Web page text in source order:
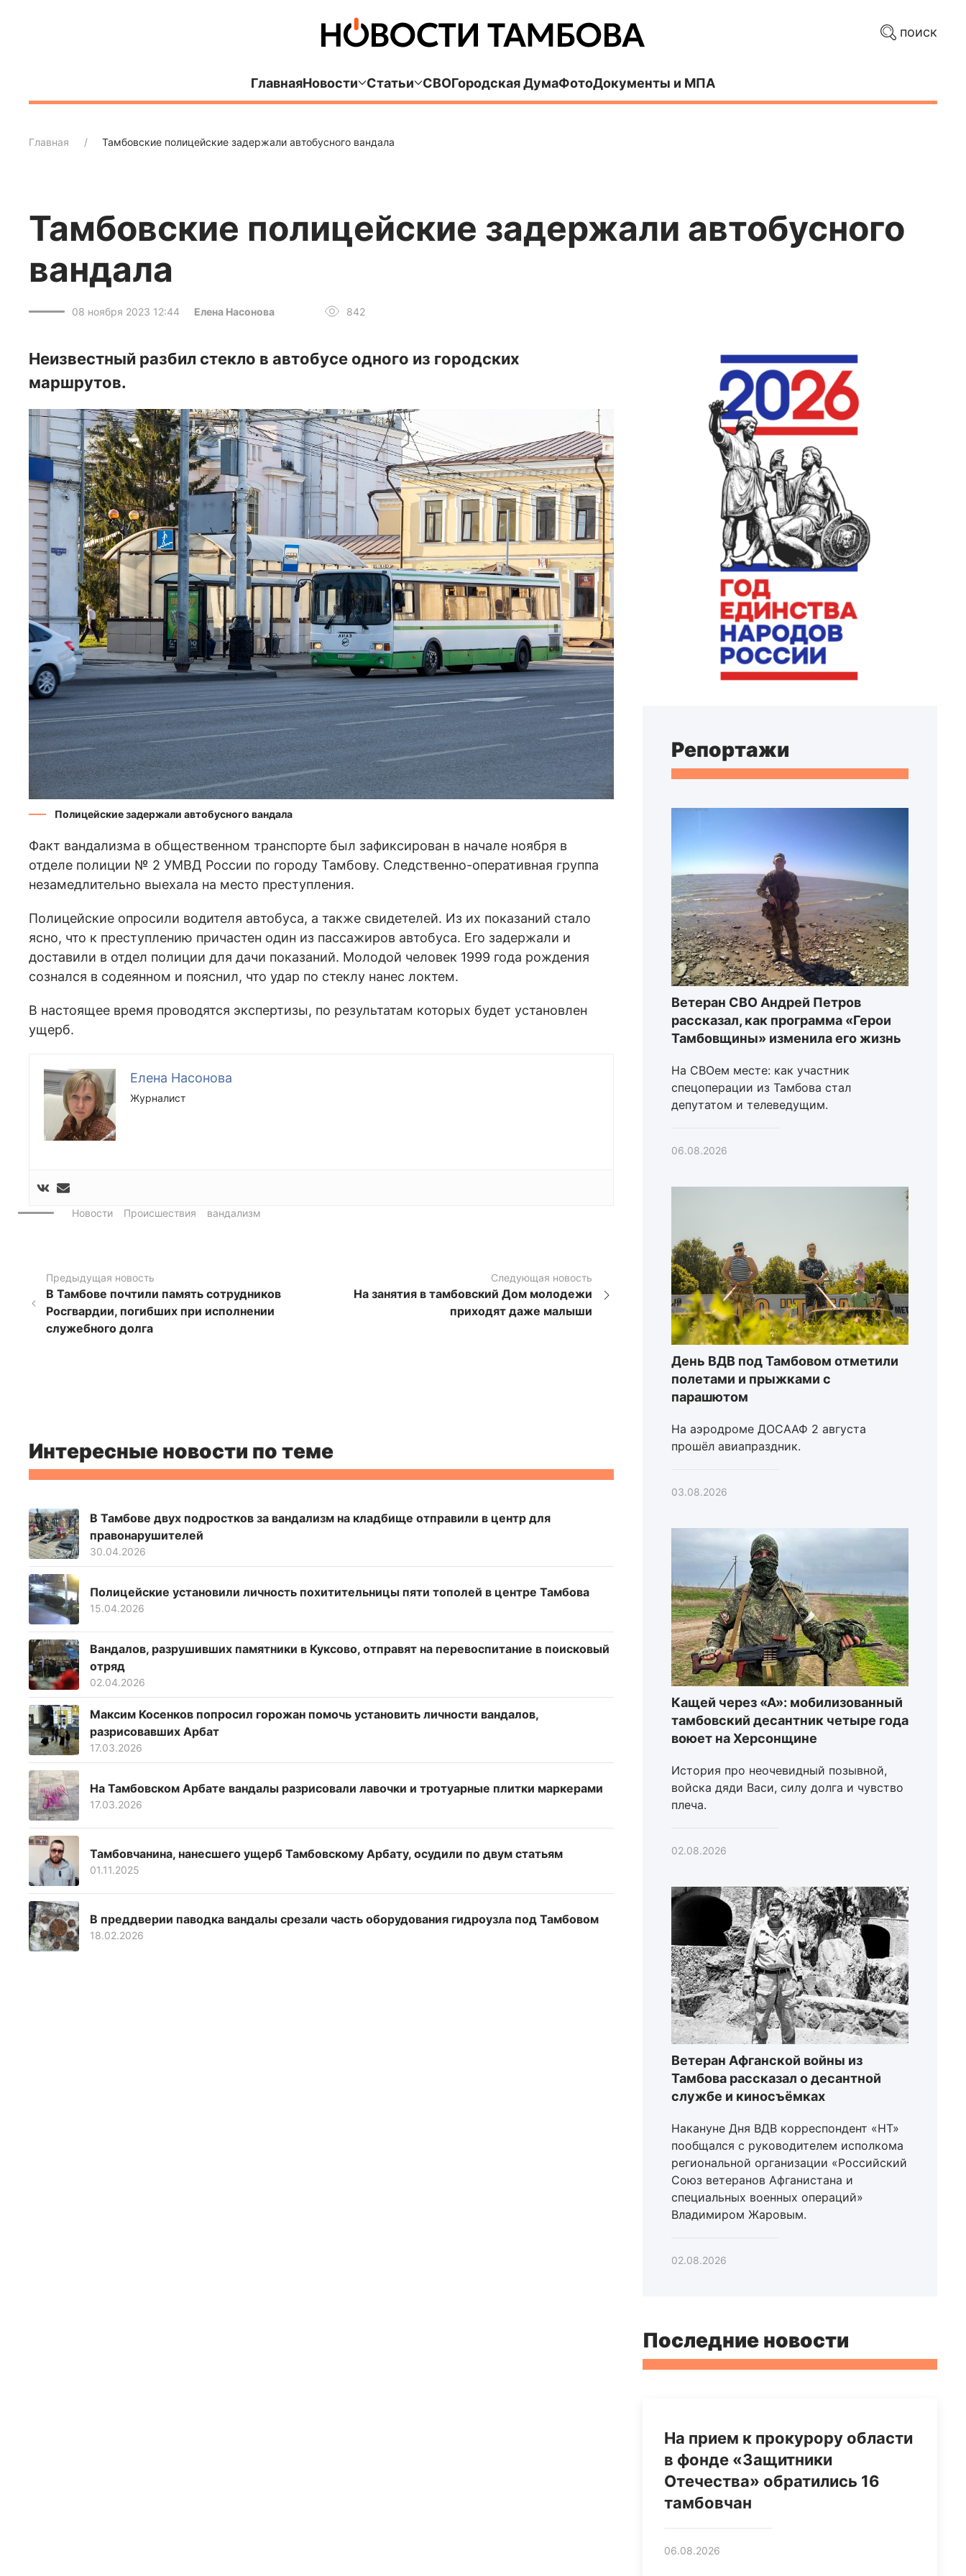
поиск
ГлавнаяНовости Статьи СВОГородская ДумаФотоДокументы и МПА
Главная Тамбовские полицейские задержали автобусного вандала
Тамбовские полицейские задержали автобусного
вандала
08 ноября 2023 12:44 Елена Насонова 842
Неизвестный разбил стекло в автобусе одного из городских
маршрутов.
Полицейские задержали автобусного вандала
Факт вандализма в общественном транспорте был зафиксирован в начале ноября в
отделе полиции № 2 УМВД России по городу Тамбову. Следственно-оперативная группа
незамедлительно выехала на место преступления.
Полицейские опросили водителя автобуса, а также свидетелей. Из их показаний стало
ясно, что к преступлению причастен один из пассажиров автобуса. Его задержали и
доставили в отдел полиции для дачи показаний. Молодой человек 1999 года рождения
сознался в содеянном и пояснил, что удар по стеклу нанес локтем.
В настоящее время проводятся экспертизы, по результатам которых будет установлен
ущерб.
Елена Насонова
Журналист
Новости Происшествия вандализм
Предыдущая новость
В Тамбове почтили память сотрудников
Росгвардии, погибших при исполнении
служебного долга
Следующая новость
На занятия в тамбовский Дом молодежи
приходят даже малыши
Интересные новости по теме
В Тамбове двух подростков за вандализм на кладбище отправили в центр для
правонарушителей
30.04.2026
Полицейские установили личность похитительницы пяти тополей в центре Тамбова
15.04.2026
Вандалов, разрушивших памятники в Куксово, отправят на перевоспитание в поисковый
отряд
02.04.2026
Максим Косенков попросил горожан помочь установить личности вандалов,
разрисовавших Арбат
17.03.2026
На Тамбовском Арбате вандалы разрисовали лавочки и тротуарные плитки маркерами
17.03.2026
Тамбовчанина, нанесшего ущерб Тамбовскому Арбату, осудили по двум статьям
01.11.2025
В преддверии паводка вандалы срезали часть оборудования гидроузла под Тамбовом
18.02.2026
Репортажи
Ветеран СВО Андрей Петров
рассказал, как программа «Герои
Тамбовщины» изменила его жизнь
На СВОем месте: как участник
спецоперации из Тамбова стал
депутатом и телеведущим.
06.08.2026
День ВДВ под Тамбовом отметили
полетами и прыжками с
парашютом
На аэродроме ДОСААФ 2 августа
прошёл авиапраздник.
03.08.2026
Кащей через «А»: мобилизованный
тамбовский десантник четыре года
воюет на Херсонщине
История про неочевидный позывной,
войска дяди Васи, силу долга и чувство
плеча.
02.08.2026
Ветеран Афганской войны из
Тамбова рассказал о десантной
службе и киносъёмках
Накануне Дня ВДВ корреспондент «НТ»
пообщался с руководителем исполкома
региональной организации «Российский
Союз ветеранов Афганистана и
специальных военных операций»
Владимиром Жаровым.
02.08.2026
Последние новости
На прием к прокурору области
в фонде «Защитники
Отечества» обратились 16
тамбовчан
06.08.2026